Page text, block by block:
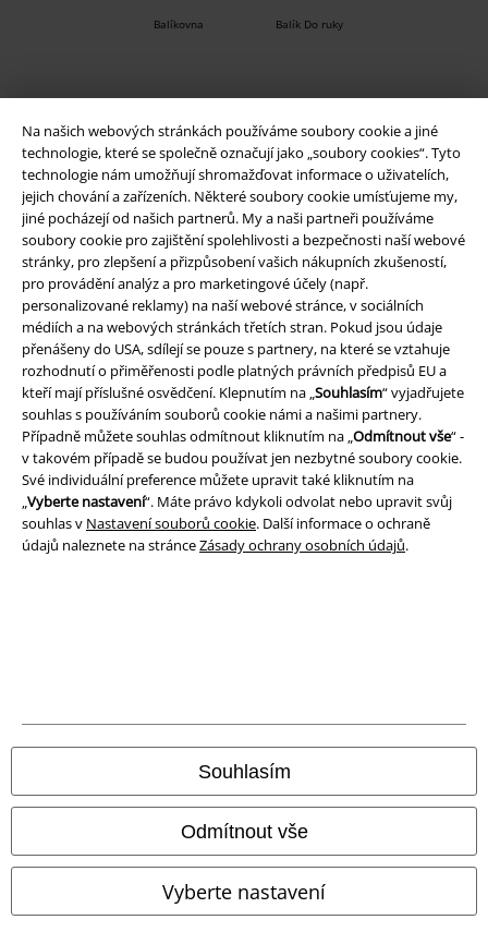
Na našich webových stránkách používáme soubory cookie a jiné
technologie, které se společně označují jako „soubory cookies“. Tyto
technologie nám umožňují shromažďovat informace o uživatelích,
jejich chování a zařízeních. Některé soubory cookie umísťujeme my,
jiné pocházejí od našich partnerů. My a naši partneři používáme
soubory cookie pro zajištění spolehlivosti a bezpečnosti naší webové
stránky, pro zlepšení a přizpůsobení vašich nákupních zkušeností,
pro provádění analýz a pro marketingové účely (např.
personalizované reklamy) na naší webové stránce, v sociálních
médiích a na webových stránkách třetích stran. Pokud jsou údaje
přenášeny do USA, sdílejí se pouze s partnery, na které se vztahuje
rozhodnutí o přiměřenosti podle platných právních předpisů EU a
kteří mají příslušné osvědčení. Klepnutím na „Souhlasím“ vyjadřujete
souhlas s používáním souborů cookie námi a našimi partnery.
Případně můžete souhlas odmítnout kliknutím na „Odmítnout vše“ -
v takovém případě se budou používat jen nezbytné soubory cookie.
Své individuální preference můžete upravit také kliknutím na
„Vyberte nastavení“. Máte právo kdykoli odvolat nebo upravit svůj
souhlas v Nastavení souborů cookie. Další informace o ochraně
údajů naleznete na stránceZásady ochrany osobních údajů.
Souhlasím
Odmítnout vše
Vyberte nastavení
Balíkovna Balík Do ruky
Stáhněte si novou EMP aplikaci zdarma a využijte všechny nové
funkce a výhody!
A Warner Music Group Company
Ochrana osobních údajů
Likvidace odpadu a ochrana životního prostředí
Informace o přístupnosti